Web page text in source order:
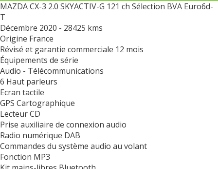
MAZDA CX-3 2.0 SKYACTIV-G 121 ch Sélection BVA Euro6d-
T
Décembre 2020 - 28425 kms
Origine France
Révisé et garantie commerciale 12 mois
Équipements de série
Audio - Télécommunications
6 Haut parleurs
Ecran tactile
GPS Cartographique
Lecteur CD
Prise auxiliaire de connexion audio
Radio numérique DAB
Commandes du système audio au volant
Fonction MP3